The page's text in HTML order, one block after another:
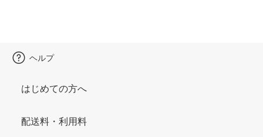
ヘルプ
はじめての方へ
配送料・利用料